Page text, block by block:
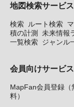
地図検索サービス
検索 ルート検索
積の計測
未来情報
一覧検索 ジャンル
会員向けサービス
MapFan会員登録（
料）